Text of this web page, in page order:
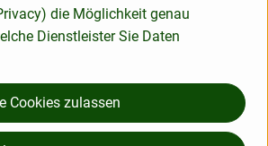
die Möglichkeit genau
Dienstleister Sie Daten
Cookies zulassen